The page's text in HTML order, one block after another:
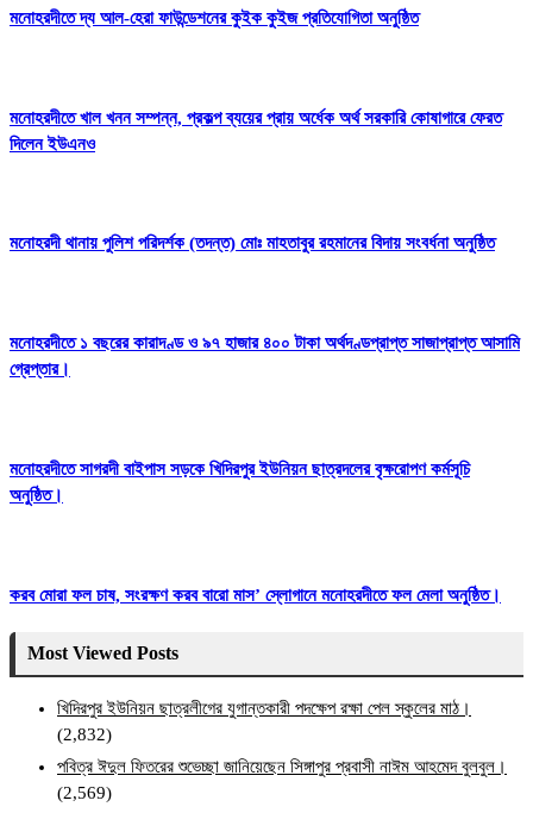
মনোহরদীতে দ্য আল-হেরা ফাউন্ডেশনের কুইক কুইজ প্রতিযোগিতা অনুষ্ঠিত
মনোহরদীতে খাল খনন সম্পন্ন, প্রকল্প ব্যয়ের প্রায় অর্ধেক অর্থ সরকারি কোষাগারে ফেরত
দিলেন ইউএনও
মনোহরদী থানায় পুলিশ পরিদর্শক (তদন্ত) মোঃ মাহতাবুর রহমানের বিদায় সংবর্ধনা অনুষ্ঠিত
মনোহরদীতে ১ বছরের কারাদণ্ড ও ৯৭ হাজার ৪০০ টাকা অর্থদণ্ডপ্রাপ্ত সাজাপ্রাপ্ত আসামি
গ্রেপ্তার।
মনোহরদীতে সাগরদী বাইপাস সড়কে খিদিরপুর ইউনিয়ন ছাত্রদলের বৃক্ষরোপণ কর্মসূচি
অনুষ্ঠিত।
করব মোরা ফল চাষ, সংরক্ষণ করব বারো মাস’ স্লোগানে মনোহরদীতে ফল মেলা অনুষ্ঠিত।
Most Viewed Posts
খিদিরপুর ইউনিয়ন ছাত্রলীগের যুগান্তকারী পদক্ষেপ রক্ষা পেল স্কুলের মাঠ।
(2,832)
পবিত্র ঈদুল ফিতরের শুভেচ্ছা জানিয়েছেন সিঙ্গাপুর প্রবাসী নাঈম আহমেদ বুলবুল।
(2,569)